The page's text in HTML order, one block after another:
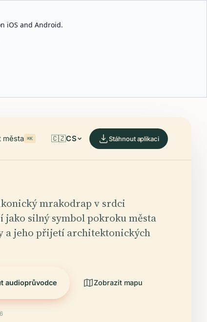
iOS and Android.
města ⌘K 🇨🇿CS Stáhnout aplikaci
mrakodrap v srdci
jako silný symbol pokroku města
a jeho přijetí architektonických
audioprůvodce Zobrazit mapu